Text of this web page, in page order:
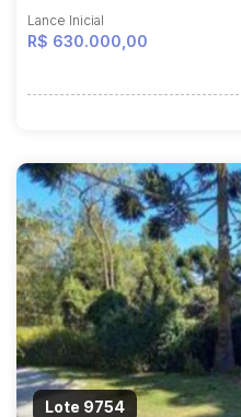
Lance Inicial
R$ 630.000,00
Lote 9754